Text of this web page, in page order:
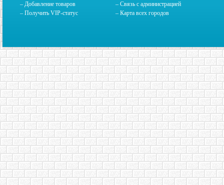
– Добавление товаров
– Получить VIP-статус
– Связь с администрацией
– Карта всех городов